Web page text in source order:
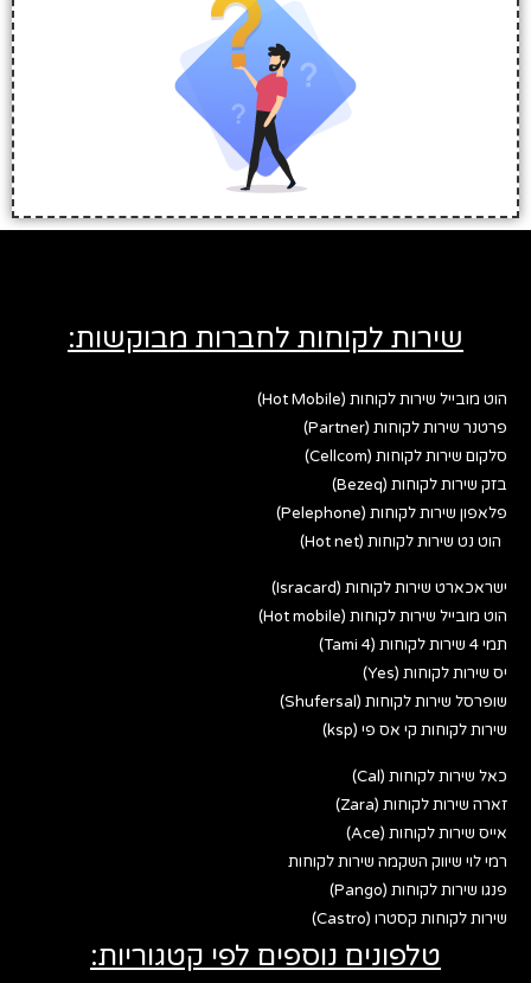
שירות לקוחות לחברות מבוקשות:
הוט מובייל שירות לקוחות (Hot Mobile)
פרטנר שירות לקוחות (Partner)
סלקום שירות לקוחות (Cellcom)
בזק שירות לקוחות (Bezeq)
פלאפון שירות לקוחות (Pelephone)
הוט נט שירות לקוחות (Hot net)
ישראכארט שירות לקוחות (Isracard)
הוט מובייל שירות לקוחות (Hot mobile)
תמי 4 שירות לקוחות (Tami 4)
יס שירות לקוחות (Yes)
שופרסל שירות לקוחות (Shufersal)
שירות לקוחות קי אס פי (ksp)
כאל שירות לקוחות (Cal)
זארה שירות לקוחות (Zara)
אייס שירות לקוחות (Ace)
רמי לוי שיווק השקמה שירות לקוחות
פנגו שירות לקוחות (Pango)
שירות לקוחות קסטרו (Castro)
טלפונים נוספים לפי קטגוריות: